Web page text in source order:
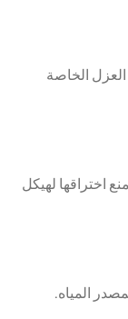
الخاصة
اختراقها لهيكل
المياه.